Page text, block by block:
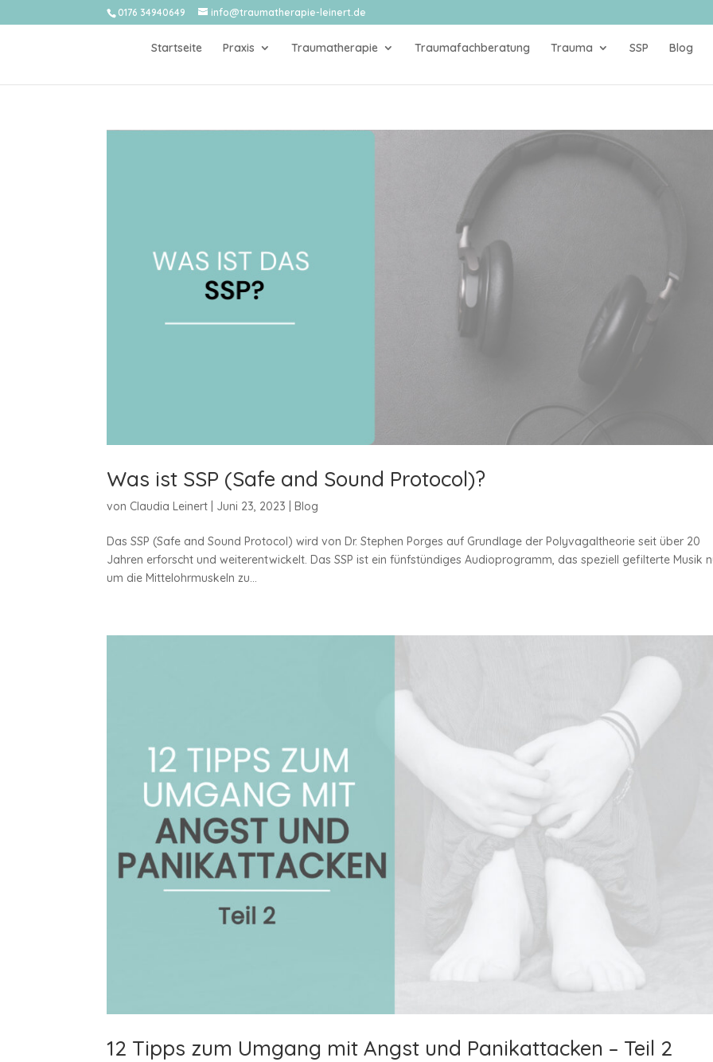
0176 34940649 info@traumatherapie-leinert.de
Startseite Praxis Traumatherapie Traumafachberatung Trauma SSP Blog
Was ist SSP (Safe and Sound Protocol)?
von Claudia Leinert Juni 23, 2023 |Blog
Das SSP (Safe and Sound Protocol) wird von Dr. Stephen Porges auf Grundlage der Polyvagaltheorie seit über 20
Jahren erforscht und weiterentwickelt. Das SSP ist ein fünfstündiges Audioprogramm, das speziell gefilterte Musik
um die Mittelohrmuskeln zu...
12 Tipps zum Umgang mit Angst und Panikattacken – Teil 2